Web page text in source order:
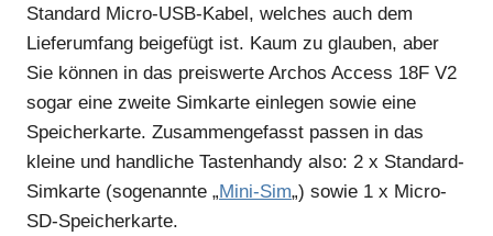
Standard Micro-USB-Kabel, welches auch dem
Lieferumfang beigefügt ist. Kaum zu glauben, aber
Sie können in das preiswerte Archos Access 18F V2
sogar eine zweite Simkarte einlegen sowie eine
Speicherkarte. Zusammengefasst passen in das
kleine und handliche Tastenhandy also: 2 x Standard-
Simkarte (sogenannte „Mini-Sim„) sowie 1 x Micro-
SD-Speicherkarte.